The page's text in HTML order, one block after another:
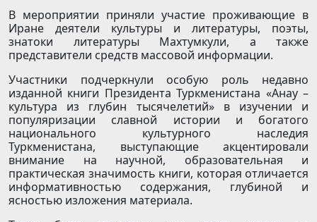
В мероприятии приняли участие проживающие в
Иране деятели культуры и литературы, поэты,
знатоки литературы Махтумкули, а также
представители средств массовой информации.
Участники подчеркнули особую роль недавно
изданной книги Президента Туркменистана «Анау –
культура из глубин тысячелетий» в изучении и
популяризации славной истории и богатого
национального культурного наследия
Туркменистана, выступающие акцентировали
внимание на научной, образовательная и
практическая значимость книги, которая отличается
информативностью содержания, глубиной и
ясностью изложения материала.